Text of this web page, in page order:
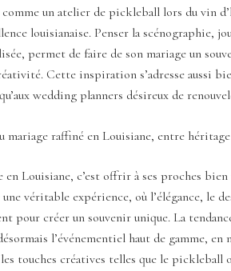
un atelier de pickleball lors du vin
louisianaise. Penser la scénographie,
permet de faire de son mariage un
Cette inspiration s’adresse aussi
wedding planners désireux de
mariage raffiné en Louisiane, entre
en Louisiane, c’est offrir à ses proches
véritable expérience, où l’élégance, le
pour créer un souvenir unique. La
l’événementiel haut de gamme, en
touches créatives telles que le pickleball